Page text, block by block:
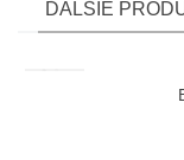
ĎALŠIE